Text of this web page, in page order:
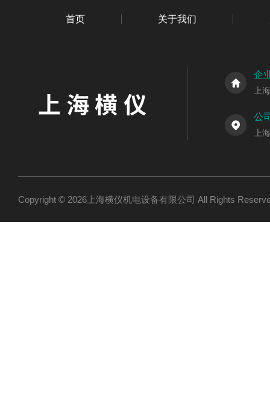
首页 关于我们
企
上
公
上
Copyright © 2026上海横仪机电设备有限公司 All Rights